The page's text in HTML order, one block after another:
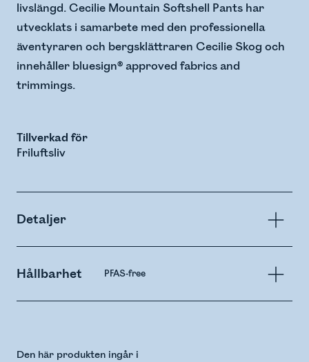
livslängd. Cecilie Mountain Softshell Pants har
utvecklats i samarbete med den professionella
äventyraren och bergsklättraren Cecilie Skog och
innehåller bluesign® approved fabrics and
trimmings.
Tillverkad för
Friluftsliv
Detaljer
Hållbarhet PFAS-free
Den här produkten ingår i